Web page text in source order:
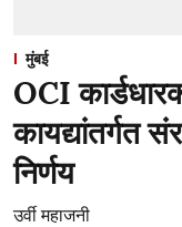
मुंबई
OCI
कायद्यांतर्गत
निर्णय
उर्वी महाजनी